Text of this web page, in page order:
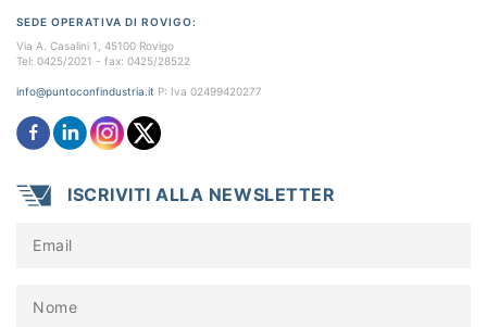
SEDE OPERATIVA DI ROVIGO:
Via A. Casalini 1, 45100 Rovigo
Tel: 0425/2021 - fax: 0425/28522
info@puntoconfindustria.it P: Iva 02499420277
ISCRIVITI ALLA NEWSLETTER